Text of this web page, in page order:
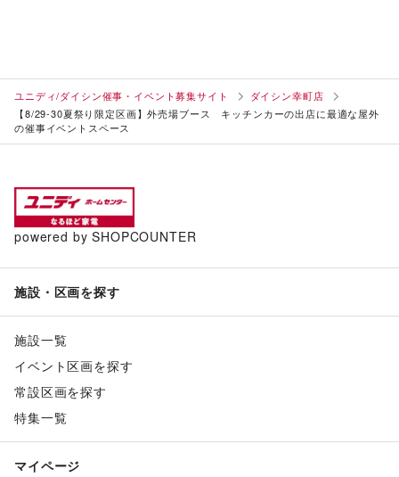
ユニディ/ダイシン催事・イベント募集サイト
ダイシン幸町店
【8/29-30夏祭り限定区画】外売場ブース キッチンカーの出店に最適な屋外
の催事イベントスペース
powered by SHOPCOUNTER
施設・区画を探す
施設一覧
イベント区画を探す
常設区画を探す
特集一覧
マイページ